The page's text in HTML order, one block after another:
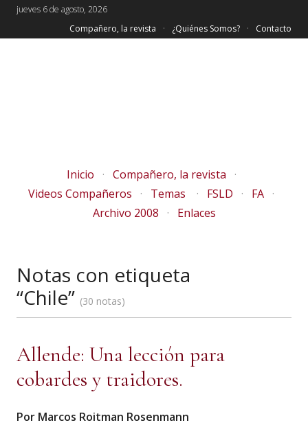
jueves 6 de agosto, 2026
Compañero, la revista
¿Quiénes Somos? Contacto
Inicio
Compañero, la revista
Videos Compañeros
Temas FSLD
FA
Archivo 2008
Enlaces
Notas con etiqueta
“Chile”
30 notas
Allende: Una lección para
cobardes y traidores.
Por Marcos Roitman Rosenmann